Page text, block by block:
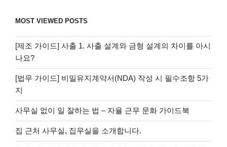
MOST VIEWED POSTS
[제조 가이드] 사출 1. 사출 설계와 금형 설계의 차이를 아시
나요?
[법무 가이드] 비밀유지계약서(NDA) 작성 시 필수조항 5가
지
사무실 없이 일 잘하는 법 – 자율 근무 문화 가이드북
집 근처 사무실, 집무실을 소개합니다.